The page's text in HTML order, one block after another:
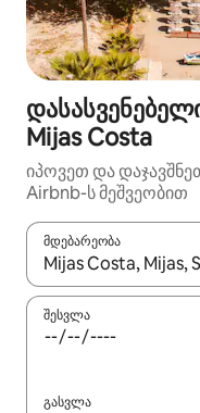
Mijas Costa
იპოვეთ და
Airbnb-ს მეშვეობით
მდებარეობა
როცა შედეგები
შესვლა
გასვლა